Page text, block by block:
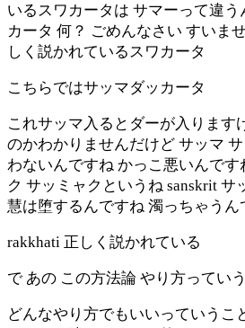
いるスワカータは サマーって違う
カータ 何？ ごめんなさい すいま
しく説かれているスワカータ
こちらではサッマダッカータ
これサッマ入るとダーが入ります
のかわかりませんだけど サッマ
わないんですね かっこ悪いんです
ク サッミャクというね sanskrit サ
慧は堕するんですね 濁っちゃうん
rakkhati 正しく説かれている
で あの この方法論 やり方ってい
どんなやり方でもいいっていうこ